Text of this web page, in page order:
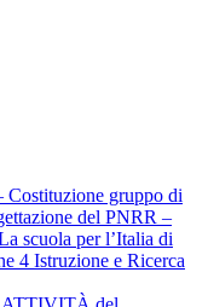
Costituzione gruppo di
del PNRR –
scuola per l’Italia di
4 Istruzione e Ricerca